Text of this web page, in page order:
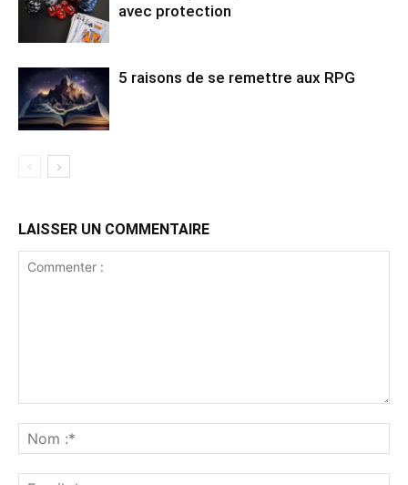
avec protection
5 raisons de se remettre aux RPG
LAISSER UN COMMENTAIRE